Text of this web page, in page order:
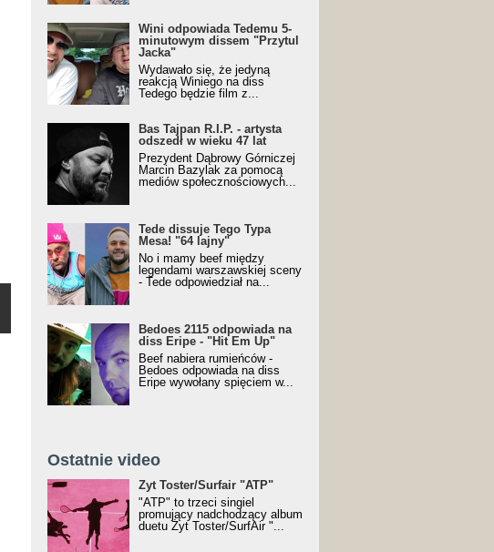
Wini odpowiada Tedemu 5-
minutowym dissem "Przytul
Jacka"
Wydawało się, że jedyną
reakcją Winiego na diss
Tedego będzie film z...
Bas Tajpan R.I.P. - artysta
odszedł w wieku 47 lat
Prezydent Dąbrowy Górniczej
Marcin Bazylak za pomocą
mediów społecznościowych...
Tede dissuje Tego Typa
Mesa! "64 lajny"
No i mamy beef między
legendami warszawskiej sceny
- Tede odpowiedział na...
Bedoes 2115 odpowiada na
diss Eripe - "Hit Em Up"
Beef nabiera rumieńców -
Bedoes odpowiada na diss
Eripe wywołany spięciem w...
Ostatnie video
Żyt Toster/SurfAir - ATP VIDEO
Żyt Toster/Surfair "ATP"
"ATP" to trzeci singiel
promujący nadchodzący album
duetu Żyt Toster/SurfAir "...